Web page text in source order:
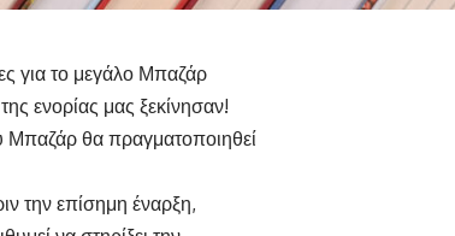
για το μεγάλο Μπαζάρ
ενορίας μας ξεκίνησαν!
Μπαζάρ θα πραγματοποιηθεί
την επίσημη έναρξη,